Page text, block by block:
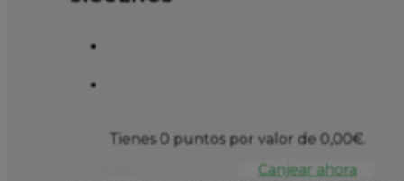
Tienes 0 puntos por valor de 0,00€.
Canjear ahora